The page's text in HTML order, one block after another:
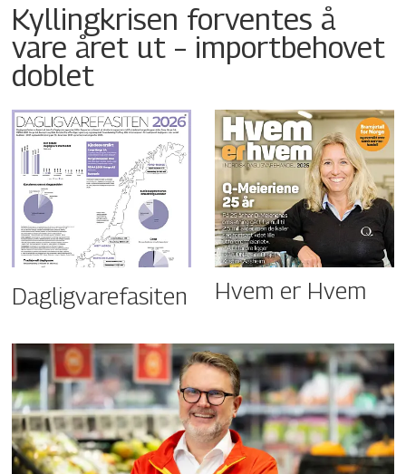
Kyllingkrisen forventes å
vare året ut – importbehovet
doblet
Dagligvarefasiten Hvem er Hvem